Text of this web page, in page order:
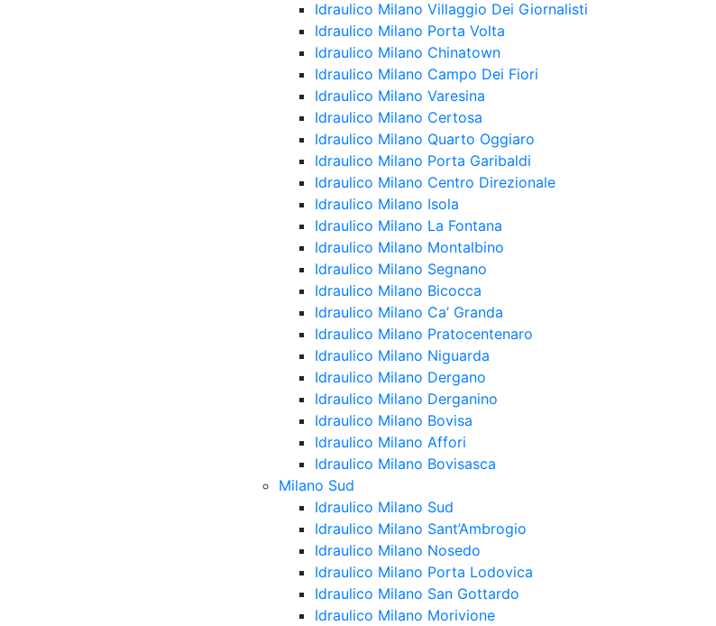
Idraulico Milano Villaggio Dei Giornalisti
Idraulico Milano Porta Volta
Idraulico Milano Chinatown
Idraulico Milano Campo Dei Fiori
Idraulico Milano Varesina
Idraulico Milano Certosa
Idraulico Milano Quarto Oggiaro
Idraulico Milano Porta Garibaldi
Idraulico Milano Centro Direzionale
Idraulico Milano Isola
Idraulico Milano La Fontana
Idraulico Milano Montalbino
Idraulico Milano Segnano
Idraulico Milano Bicocca
Idraulico Milano Ca’ Granda
Idraulico Milano Pratocentenaro
Idraulico Milano Niguarda
Idraulico Milano Dergano
Idraulico Milano Derganino
Idraulico Milano Bovisa
Idraulico Milano Affori
Idraulico Milano Bovisasca
Milano Sud
Idraulico Milano Sud
Idraulico Milano Sant’Ambrogio
Idraulico Milano Nosedo
Idraulico Milano Porta Lodovica
Idraulico Milano San Gottardo
Idraulico Milano Morivione